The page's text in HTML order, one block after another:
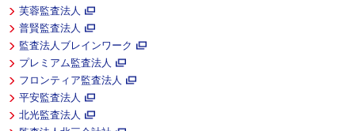
芙蓉監査法人
普賢監査法人
監査法人ブレインワーク
プレミアム監査法人
フロンティア監査法人
平安監査法人
北光監査法人